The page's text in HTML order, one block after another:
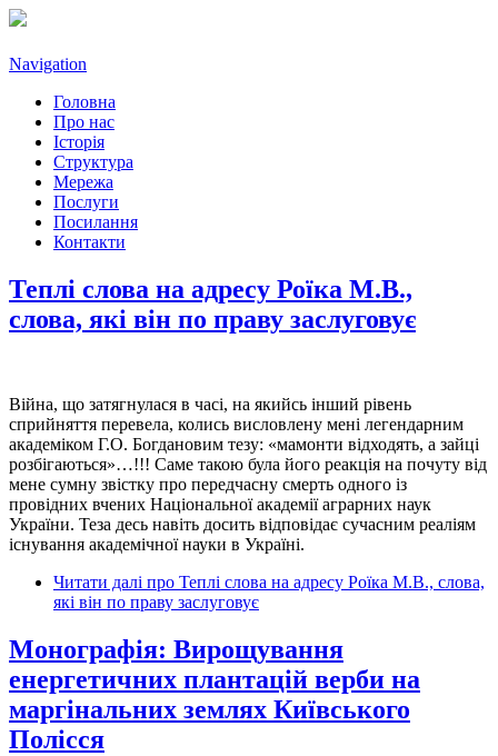
Navigation
Головна
Про нас
Історія
Структура
Мережа
Послуги
Посилання
Контакти
Теплі слова на адресу Роїка М.В.,
слова, які він по праву заслуговує
Війна, що затягнулася в часі, на якийсь інший рівень
сприйняття перевела, колись висловлену мені легендарним
академіком Г.О. Богдановим тезу: «мамонти відходять, а зайці
розбігаються»…!!! Саме такою була його реакція на почуту від
мене сумну звістку про передчасну смерть одного із
провідних вчених Національної академії аграрних наук
України. Теза десь навіть досить відповідає сучасним реаліям
існування академічної науки в Україні.
Читати далі про Теплі слова на адресу Роїка М.В., слова,
які він по праву заслуговує
Монографія: Вирощування
енергетичних плантацій верби на
маргінальних землях Київського
Полісся